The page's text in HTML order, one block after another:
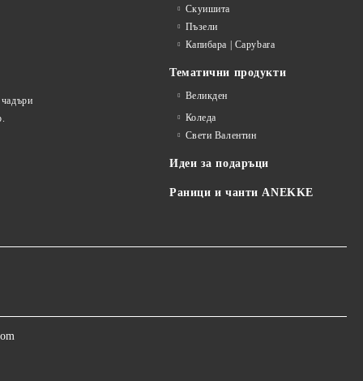
Скуишита
Пъзели
Капибара | Capybara
Тематични продукти
Великден
Коледа
Свети Валентин
Идеи за подаръци
Раници и чанти ANEKKE